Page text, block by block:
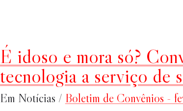
É idoso e mora só?
tecnologia a serviço de
Em Notícias / Boletim de Convênios -